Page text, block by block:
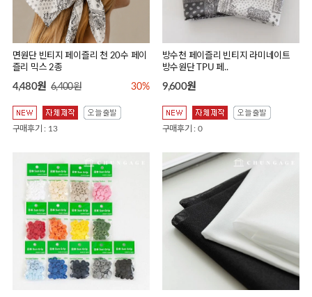
면원단 빈티지 페이즐리 천 20수 페이
즐리 믹스 2종
4,480원 6,400원 30%
구매후기 : 13
방수천 페이즐리 빈티지 라미네이트
방수원단 TPU 페..
9,600원
구매후기 : 0